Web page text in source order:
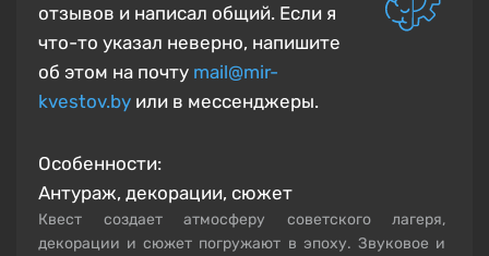
отзывов и написал общий. Если я
что-то указал неверно, напишите
об этом на почту mail@mir-
kvestov.by или в мессенджеры.
Особенности:
Антураж, декорации, сюжет
Квест создает атмосферу советского лагеря,
декорации и сюжет погружают в эпоху. Звуковое и